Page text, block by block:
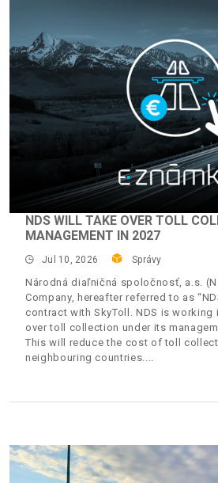
NDS WILL TAKE OVER TOLL
MANAGEMENT IN 2027
Jul 10, 2026 Správy
Národná diaľničná spoločnosť, a.s.
Company, hereafter referred to as
contract with SkyToll. NDS is working
over toll collection under its
This will reduce the cost of toll
neighbouring countries.